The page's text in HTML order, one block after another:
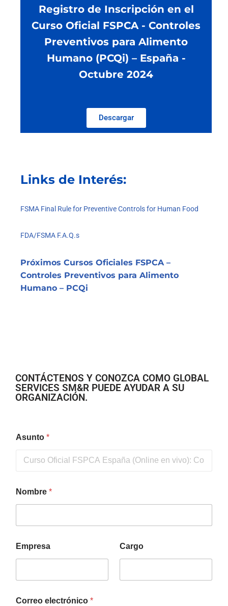
Registro de Inscripción en el
Curso Oficial FSPCA - Controles
Preventivos para Alimento
Humano (PCQi) – España -
Octubre 2024
Descargar
Links de Interés:
FSMA Final Rule for Preventive Controls for Human Food
FDA/FSMA F.A.Q.s
Próximos Cursos Oficiales FSPCA –
Controles Preventivos para Alimento
Humano – PCQi
CONTÁCTENOS Y CONOZCA COMO GLOBAL
SERVICES SM&R PUEDE AYUDAR A SU
ORGANIZACIÓN.
Asunto *
Nombre *
Empresa Cargo
Correo electrónico *